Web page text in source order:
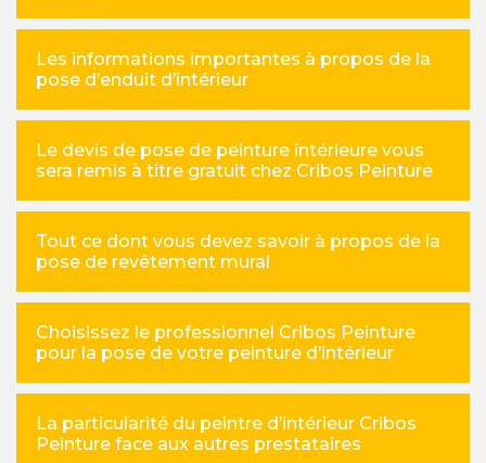
Les informations importantes à propos de la
pose d’enduit d’intérieur
Le devis de pose de peinture intérieure vous
sera remis à titre gratuit chez Cribos Peinture
Tout ce dont vous devez savoir à propos de la
pose de revêtement mural
Choisissez le professionnel Cribos Peinture
pour la pose de votre peinture d’intérieur
La particularité du peintre d’intérieur Cribos
Peinture face aux autres prestataires